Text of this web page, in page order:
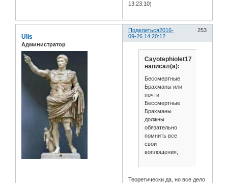
13:23:10)
Поделиться 253
2016-
09-26 14:20:12
Ulis
Администратор
Cayotephiolet17
написал(а):
Бессмертные
Брахманы или
почти
Бессмертные
Брахманы
должны
обязательно
помнить все
свои
воплощения,
Теоретически да, но все дело